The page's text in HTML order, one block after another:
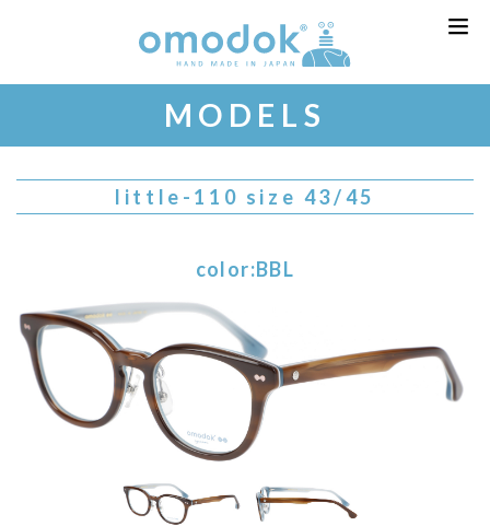
MODELS
little-110 size 43/45
color:BBL